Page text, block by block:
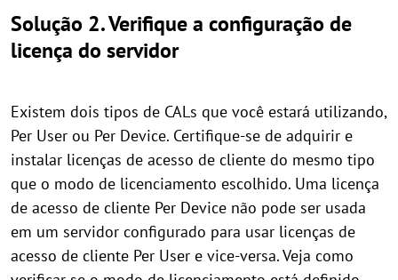
Solução 2. Verifique a configuração de
licença do servidor
Existem dois tipos de CALs que você estará utilizando,
Per User ou Per Device. Certifique-se de adquirir e
instalar licenças de acesso de cliente do mesmo tipo
que o modo de licenciamento escolhido. Uma licença
de acesso de cliente Per Device não pode ser usada
em um servidor configurado para usar licenças de
acesso de cliente Per User e vice-versa. Veja como